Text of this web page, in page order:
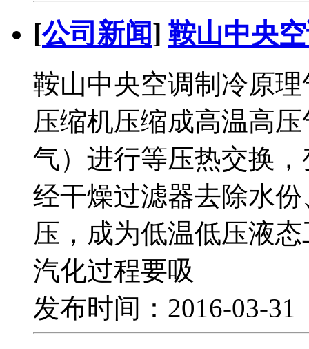
[公司新闻] 鞍山中央
鞍山中央空调制冷原
压缩机压缩成高温高
气）进行等压热交换
经干燥过滤器去除水
压，成为低温低压液
汽化过程要吸
发布时间：2016-03-